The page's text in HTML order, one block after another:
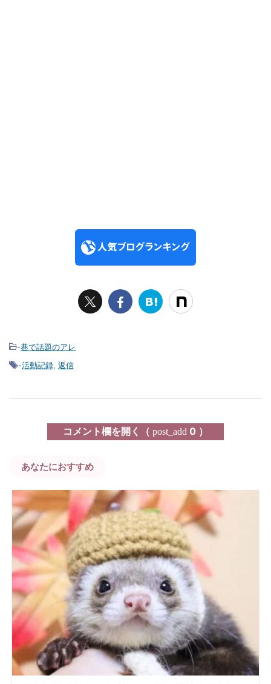
-巷で話題のアレ
-活動記録, 返信
コメント欄を開く（ post_add 0 ）
あなたにおすすめ